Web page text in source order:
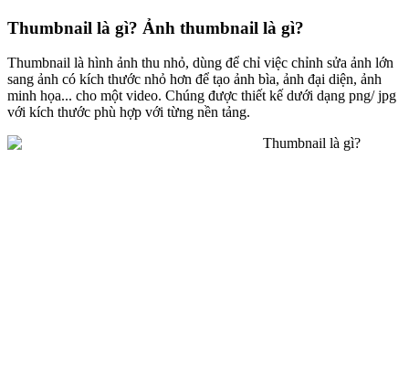
Thumbnail là gì? Ảnh thumbnail là gì?
Thumbnail là hình ảnh thu nhỏ, dùng để chỉ việc chỉnh sửa ảnh lớn
sang ảnh có kích thước nhỏ hơn để tạo ảnh bìa, ảnh đại diện, ảnh
minh họa... cho một video. Chúng được thiết kế dưới dạng png/ jpg
với kích thước phù hợp với từng nền tảng.